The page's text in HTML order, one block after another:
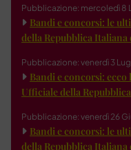
Pubblicazione: mercoledì 8
Bandi e concorsi: le
della Repubblica Italiana
Pubblicazione: venerdì 3
Bandi e concorsi:
Ufficiale della
Pubblicazione: venerdì 26
Bandi e concorsi: le
della Repubblica Italiana